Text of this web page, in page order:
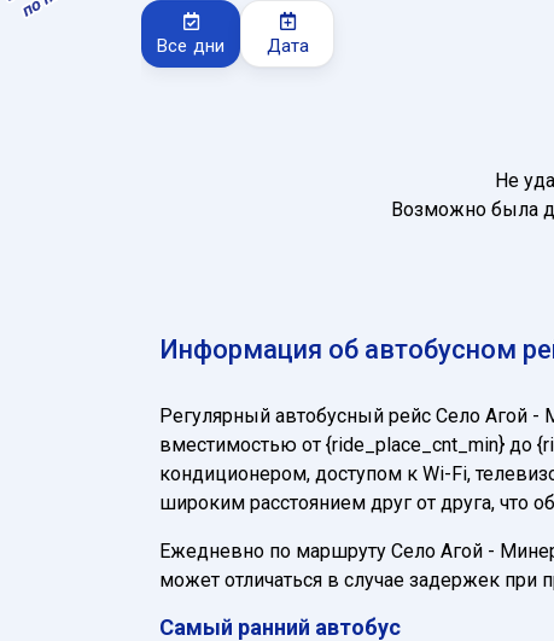
Все дни Дата
Не
Возможно была
Информация об автобусном
Регулярный автобусный рейс Село Агой
вместимостью от {ride_place_cnt_min} до
кондиционером, доступом к Wi-Fi,
широким расстоянием друг от друга, что
Ежедневно по маршруту Село Агой -
может отличаться в случае задержек
Самый ранний автобус